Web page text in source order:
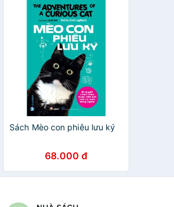
Sách Mèo con phiêu lưu ký
68.000 đ